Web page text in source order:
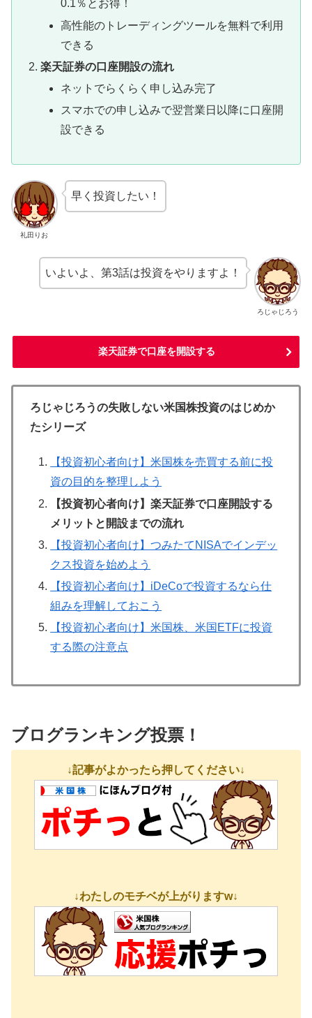
0.1％とお得！
高性能のトレーディングツールを無料で利用
できる
楽天証券の口座開設の流れ
ネットでらくらく申し込み完了
スマホでの申し込みで翌営業日以降に口座開
設できる
礼田りお
早く投資したい！
ろじゃじろう
いよいよ、第3話は投資をやりますよ！
楽天証券で口座を開設する
ろじゃじろうの失敗しない米国株投資のはじめか
たシリーズ
【投資初心者向け】米国株を売買する前に投
資の目的を整理しよう
【投資初心者向け】楽天証券で口座開設する
メリットと開設までの流れ
【投資初心者向け】つみたてNISAでインデッ
クス投資を始めよう
【投資初心者向け】iDeCoで投資するなら仕
組みを理解しておこう
【投資初心者向け】米国株、米国ETFに投資
する際の注意点
ブログランキング投票！
↓記事がよかったら押してください↓
↓わたしのモチベが上がりますw↓